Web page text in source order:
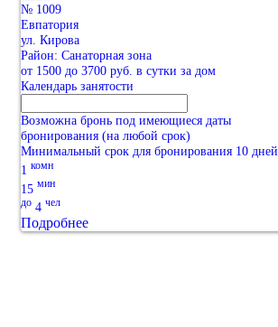
№ 1009
Евпатория
ул. Кирова
Район: Санаторная зона
от 1500 до 3700 руб. в сутки за дом
Календарь занятости
Возможна бронь под имеющиеся даты
бронирования (на любой срок)
Минимальный срок для бронирования 10 дней
1 комн
15 мин
до 4 чел
Подробнее